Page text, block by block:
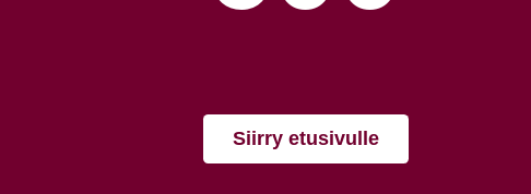
Siirry etusivulle